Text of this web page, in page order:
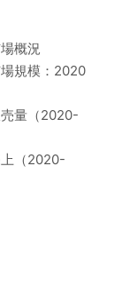
概況
規模：2020
量（2020-
上（2020-